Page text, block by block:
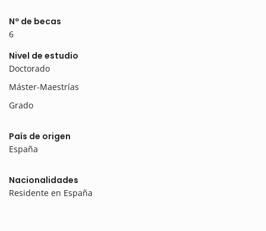
Nº de becas
6
Nivel de estudio
Doctorado
Máster-Maestrías
Grado
País de origen
España
Nacionalidades
Residente en España